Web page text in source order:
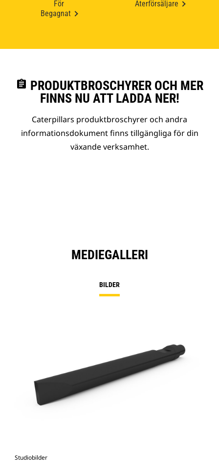
För
Begagnat
Återförsäljare
assignment PRODUKTBROSCHYRER OCH MER
FINNS NU ATT LADDA NER!
Caterpillars produktbroschyrer och andra
informationsdokument finns tillgängliga för din
växande verksamhet.
MEDIEGALLERI
BILDER
Studiobilder